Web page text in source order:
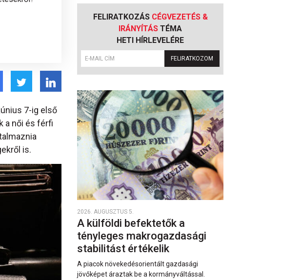
7-ig első
a női és férfi
is.
FELIRATKOZÁS CÉGVEZETÉS &
IRÁNYÍTÁS TÉMA
HETI HÍRLEVELÉRE
FELIRATKOZOM
2026. AUGUSZTUS 5.
A külföldi befektetők a
tényleges makrogazdasági
stabilitást értékelik
A piacok növekedésorientált gazdasági
jövőképet áraztak be a kormányváltással.